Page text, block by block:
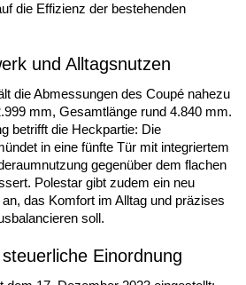
die Effizienz der bestehenden
und Alltagsnutzen
die Abmessungen des Coupé nahezu
mm, Gesamtlänge rund 4.840 mm.
betrifft die Heckpartie: Die
in eine fünfte Tür mit integriertem
gegenüber dem flachen
Polestar gibt zudem ein neu
das Komfort im Alltag und präzises
soll.
Einordnung